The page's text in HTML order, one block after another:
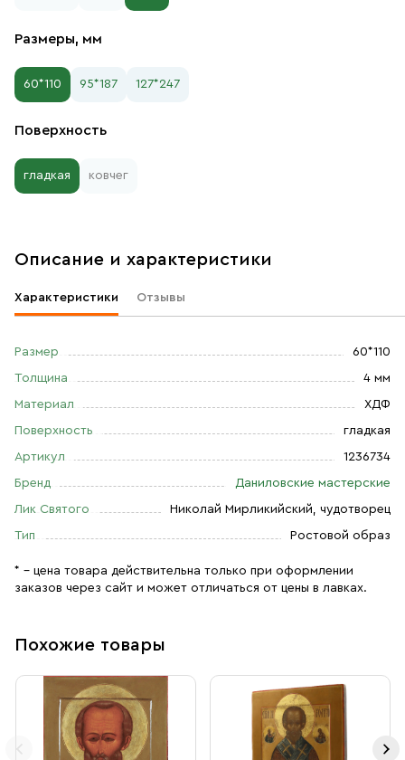
Размеры, мм
60*110 95*187 127*247
Поверхность
гладкая ковчег
Описание и характеристики
Характеристики Отзывы
Размер 60*110
Толщина 4 мм
Материал ХДФ
Поверхность гладкая
Артикул 1236734
Бренд Даниловские мастерские
Лик Святого Николай Мирликийский, чудотворец
Тип Ростовой образ
* – цена товара действительна только при оформлении
заказов через сайт и может отличаться от цены в лавках.
Похожие товары